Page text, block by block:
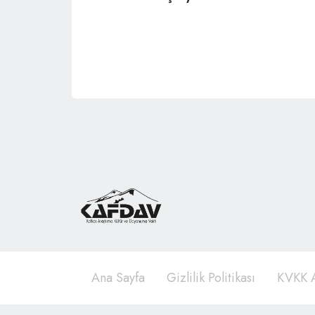
Ana Sayfa Gizlilik Politikası KVKK